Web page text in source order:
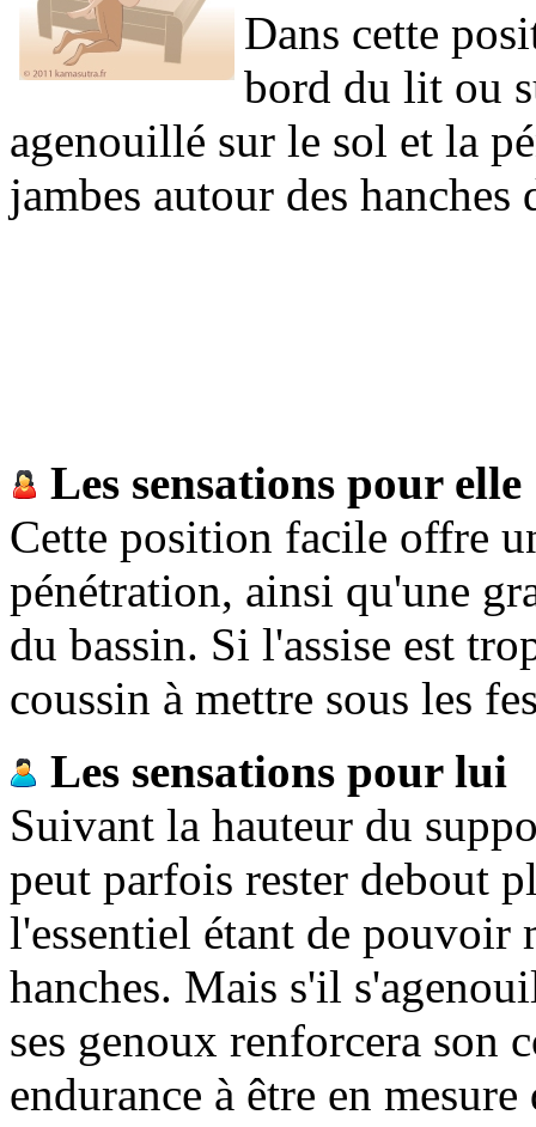
Dans cette
bord du lit ou
agenouillé sur le sol et la
jambes autour des hanches
Les sensations pour elle
Cette position facile offre
pénétration, ainsi qu'une
du bassin. Si l'assise est
coussin à mettre sous les
Les sensations pour lui
Suivant la hauteur du
peut parfois rester debout
l'essentiel étant de pouvoir
hanches. Mais s'il
ses genoux renforcera son
endurance à être en